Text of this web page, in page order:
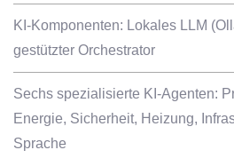
KI-Komponenten: Lokales LLM
gestützter Orchestrator
Sechs spezialisierte KI-Agenten:
Energie, Sicherheit, Heizung,
Sprache